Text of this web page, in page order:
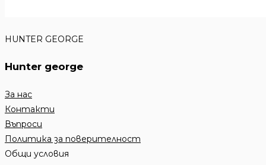
HUNTER GEORGE
Hunter george
За нас
Контакти
Въпроси
Политика за поверителност
Общи условия